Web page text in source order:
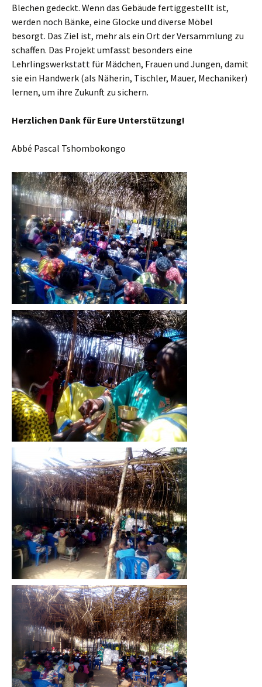
Blechen gedeckt. Wenn das Gebäude fertiggestellt ist,
werden noch Bänke, eine Glocke und diverse Möbel
besorgt. Das Ziel ist, mehr als ein Ort der Versammlung zu
schaffen. Das Projekt umfasst besonders eine
Lehrlingswerkstatt für Mädchen, Frauen und Jungen, damit
sie ein Handwerk (als Näherin, Tischler, Mauer, Mechaniker)
lernen, um ihre Zukunft zu sichern.
Herzlichen Dank für Eure Unterstützung!
Abbé Pascal Tshombokongo